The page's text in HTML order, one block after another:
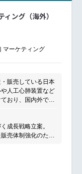
ング（海外）
マーケティング
販売している日本
人工心肺装置など
おり、国内外で幅
的な医療ソリュー
と品質管理に重点
事者の利便性を考
とを目指してお
的に取り組んでい
成長戦略立案。
売体制強化のため
開発・薬事・臨床
・海外拠点など